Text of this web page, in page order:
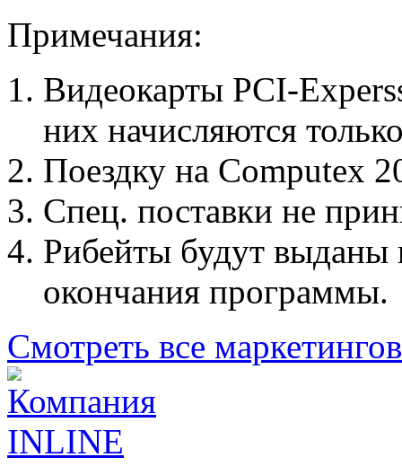
Примечания:
Видеокарты PCI-
них начисляются
Поездку на Computex
Спец. поставки не
Рибейты будут выданы
окончания программы.
Смотреть все